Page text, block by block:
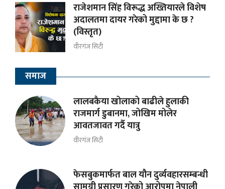
राजेशमान सिंह विरूद्ध अख्तियारले विशेष
अदालतमा दायर गरेको मुद्दामा के छ ?
(विस्तृत)
वीरगंज सिटी
समाज
लालबकैया खोलाको बाढीले हुलाकी
राजमार्ग डुबानमा, जोखिम मोलेर
आवतजावत गर्दै यात्रु
वीरगंज सिटी
फेसबुकमार्फत बाल यौन दुर्व्यवहारसम्बन्धी